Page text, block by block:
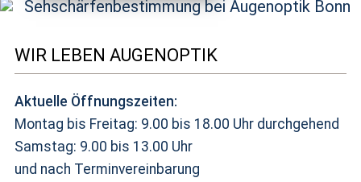
WIR LEBEN AUGENOPTIK
Aktuelle Öffnungszeiten:
Montag bis Freitag: 9.00 bis 18.00 Uhr durchgehend
Samstag: 9.00 bis 13.00 Uhr
und nach Terminvereinbarung